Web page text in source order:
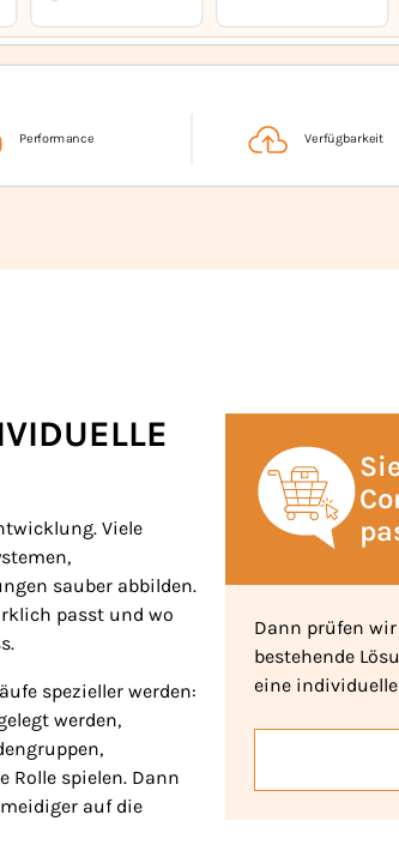
Viele
sauber abbilden.
passt und wo
spezieller werden:
werden,
Rolle spielen. Dann
auf die
Dann prüfen
bestehende
eine individuelle